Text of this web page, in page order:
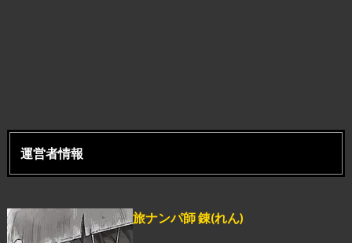
運営者情報
旅ナンパ師 錬(れん)